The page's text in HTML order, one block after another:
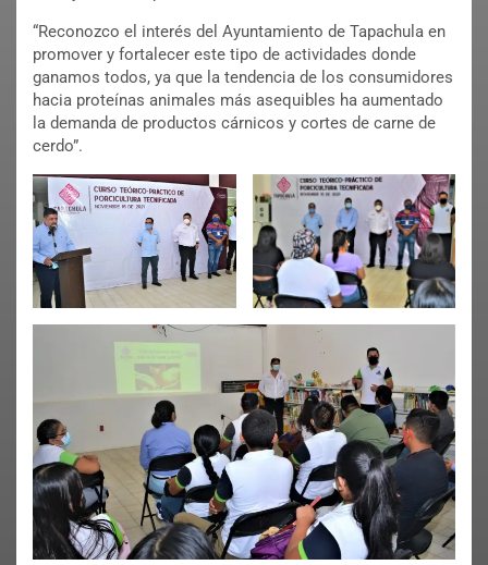
“Reconozco el interés del Ayuntamiento de Tapachula en
promover y fortalecer este tipo de actividades donde
ganamos todos, ya que la tendencia de los consumidores
hacia proteínas animales más asequibles ha aumentado
la demanda de productos cárnicos y cortes de carne de
cerdo”.